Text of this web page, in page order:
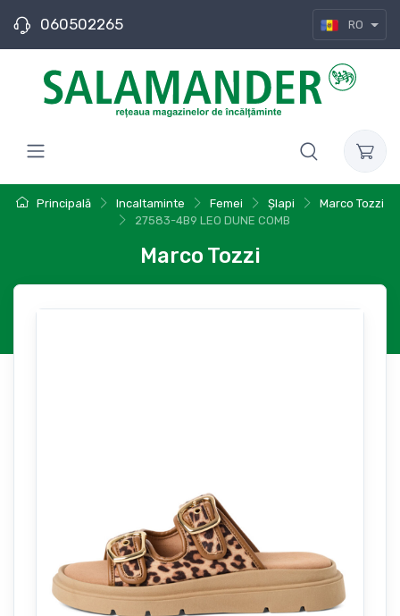
060502265 RO
Principală Incaltaminte Femei Șlapi
Marco Tozzi
27583-4B9 LEO DUNE COMB
Marco Tozzi